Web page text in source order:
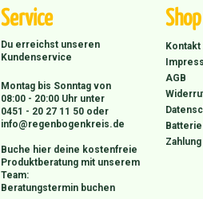
Service
Du erreichst unseren
Kundenservice
Montag bis Sonntag von
08:00 - 20:00 Uhr unter
0451 - 20 27 11 50 oder
info@regenbogenkreis.de
Buche hier deine kostenfreie
Produktberatung mit unserem
Team:
Beratungstermin buchen
Shop
Kontakt
AGB